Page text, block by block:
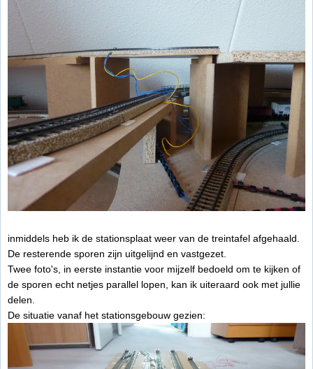
inmiddels heb ik de stationsplaat weer van de treintafel afgehaald.
De resterende sporen zijn uitgelijnd en vastgezet.
Twee foto's, in eerste instantie voor mijzelf bedoeld om te kijken of
de sporen echt netjes parallel lopen, kan ik uiteraard ook met jullie
delen.
De situatie vanaf het stationsgebouw gezien: